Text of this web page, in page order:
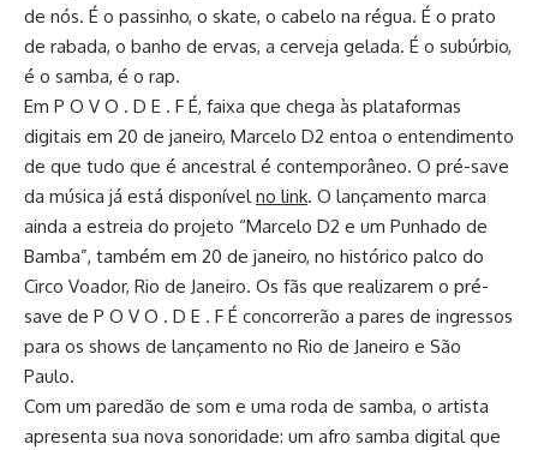
de nós. É o passinho, o skate, o cabelo na régua. É o prato
de rabada, o banho de ervas, a cerveja gelada. É o subúrbio,
é o samba, é o rap.
Em P O V O . D E . F É, faixa que chega às plataformas
digitais em 20 de janeiro, Marcelo D2 entoa o entendimento
de que tudo que é ancestral é contemporâneo. O pré-save
da música já está disponívelno link. O lançamento marca
ainda a estreia do projeto “Marcelo D2 e um Punhado de
Bamba”, também em 20 de janeiro, no histórico palco do
Circo Voador, Rio de Janeiro. Os fãs que realizarem o pré-
save de P O V O . D E . F É concorrerão a pares de ingressos
para os shows de lançamento no Rio de Janeiro e São
Paulo.
Com um paredão de som e uma roda de samba, o artista
apresenta sua nova sonoridade: um afro samba digital que